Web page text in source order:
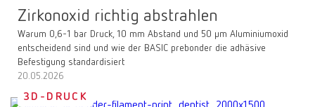
Zirkonoxid richtig abstrahlen
Warum 0,6-1 bar Druck, 10 mm Abstand und 50 µm Aluminiumoxid
entscheidend sind und wie der BASIC prebonder die adhäsive
Befestigung standardisiert
20.05.2026
3D-DRUCK